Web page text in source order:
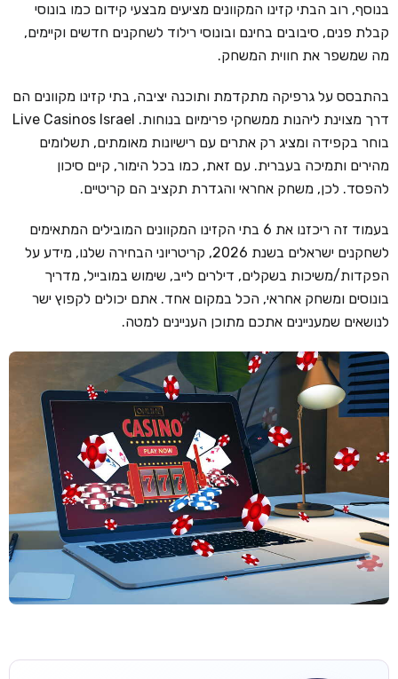
בנוסף, רוב הבתי קזינו המקוונים מציעים מבצעי קידום כמו בונוסי
קבלת פנים, סיבובים בחינם ובונוסי רילוד לשחקנים חדשים וקיימים,
מה שמשפר את חווית המשחק.
בהתבסס על גרפיקה מתקדמת ותוכנה יציבה, בתי קזינו מקוונים הם
דרך מצוינת ליהנות ממשחקי פרימיום בנוחות. Live Casinos Israel
בוחר בקפידה ומציג רק אתרים עם רישיונות מאומתים, תשלומים
מהירים ותמיכה בעברית. עם זאת, כמו בכל הימור, קיים סיכון
להפסד. לכן, משחק אחראי והגדרת תקציב הם קריטיים.
בעמוד זה ריכזנו את 6 בתי הקזינו המקוונים המובילים המתאימים
לשחקנים ישראלים בשנת 2026, קריטריוני הבחירה שלנו, מידע על
הפקדות/משיכות בשקלים, דילרים לייב, שימוש במובייל, מדריך
בונוסים ומשחק אחראי, הכל במקום אחד. אתם יכולים לקפוץ ישר
לנושאים שמעניינים אתכם מתוכן העניינים למטה.